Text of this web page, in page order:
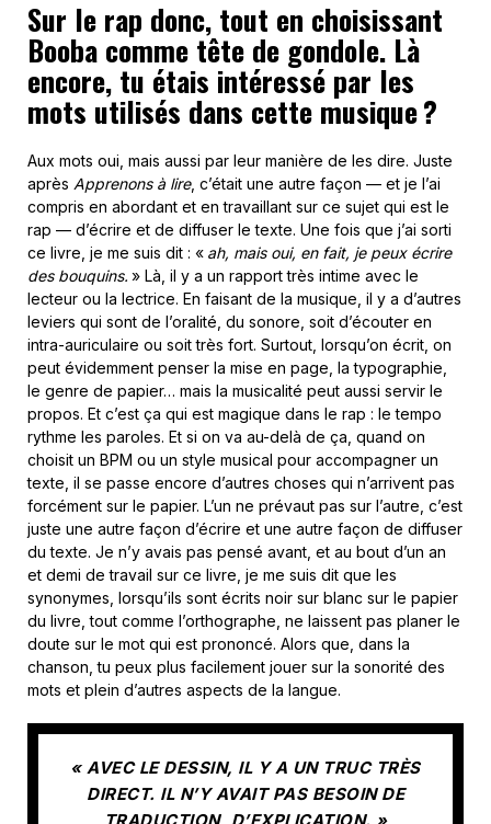
Sur le rap donc, tout en choisissant
Booba comme tête de gondole. Là
encore, tu étais intéressé par les
mots utilisés dans cette musique ?
Aux mots oui, mais aussi par leur manière de les dire. Juste
après Apprenons à lire, c’était une autre façon — et je l’ai
compris en abordant et en travaillant sur ce sujet qui est le
rap — d’écrire et de diffuser le texte. Une fois que j’ai sorti
ce livre, je me suis dit : « ah, mais oui, en fait, je peux écrire
des bouquins. » Là, il y a un rapport très intime avec le
lecteur ou la lectrice. En faisant de la musique, il y a d’autres
leviers qui sont de l’oralité, du sonore, soit d’écouter en
intra-auriculaire ou soit très fort. Surtout, lorsqu’on écrit, on
peut évidemment penser la mise en page, la typographie,
le genre de papier… mais la musicalité peut aussi servir le
propos. Et c’est ça qui est magique dans le rap : le tempo
rythme les paroles. Et si on va au-delà de ça, quand on
choisit un BPM ou un style musical pour accompagner un
texte, il se passe encore d’autres choses qui n’arrivent pas
forcément sur le papier. L’un ne prévaut pas sur l’autre, c’est
juste une autre façon d’écrire et une autre façon de diffuser
du texte. Je n’y avais pas pensé avant, et au bout d’un an
et demi de travail sur ce livre, je me suis dit que les
synonymes, lorsqu’ils sont écrits noir sur blanc sur le papier
du livre, tout comme l’orthographe, ne laissent pas planer le
doute sur le mot qui est prononcé. Alors que, dans la
chanson, tu peux plus facilement jouer sur la sonorité des
mots et plein d’autres aspects de la langue.
« AVEC LE DESSIN, IL Y A UN TRUC TRÈS
DIRECT. IL N’Y AVAIT PAS BESOIN DE